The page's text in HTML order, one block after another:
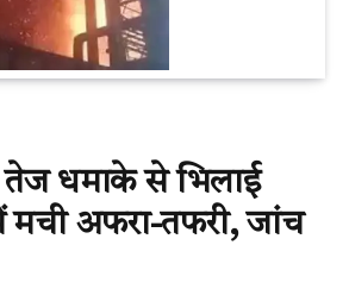
तेज धमाके से भिलाई
मची अफरा-तफरी, जांच